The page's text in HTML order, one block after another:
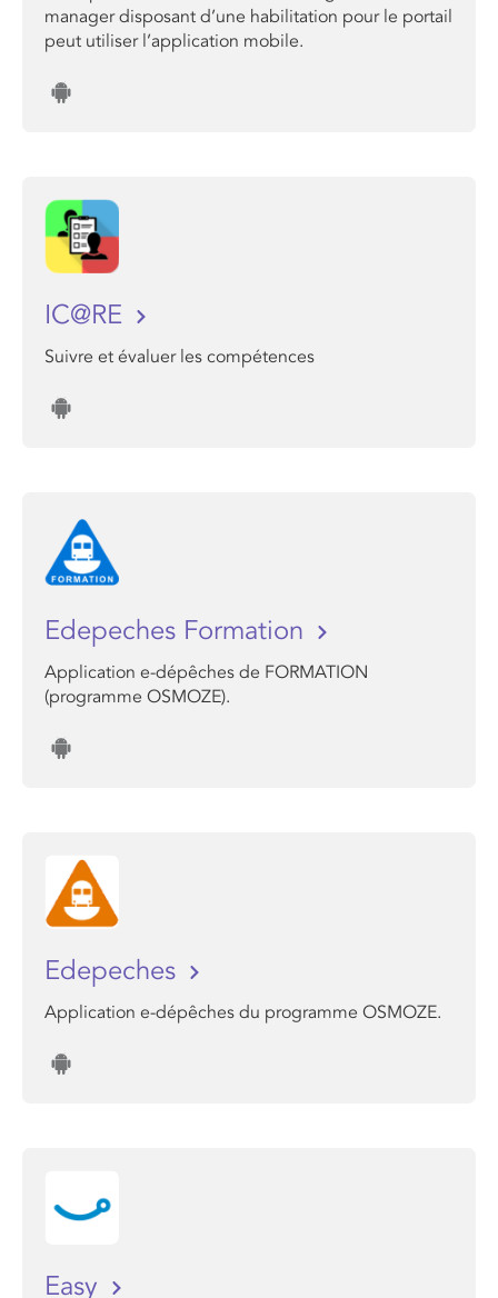
manager disposant d’une habilitation pour le portail
peut utiliser l’application mobile.
IC@RE
Suivre et évaluer les compétences
Edepeches Formation
Application e-dépêches de FORMATION
(programme OSMOZE).
Edepeches
Application e-dépêches du programme OSMOZE.
Easy